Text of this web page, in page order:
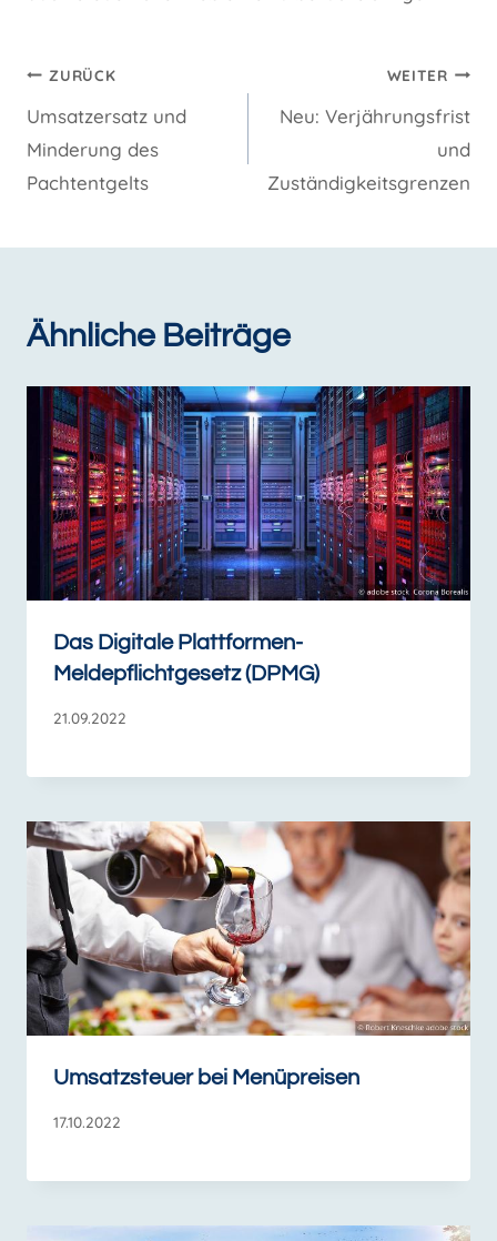
Beitragsnavigation
ZURÜCK
Umsatzersatz und
Minderung des
Pachtentgelts
WEITER
Neu: Verjährungsfrist
und
Zuständigkeitsgrenzen
Ähnliche Beiträge
Das Digitale Plattformen-
Meldepflichtgesetz (DPMG)
21.09.2022
Umsatzsteuer bei Menüpreisen
17.10.2022